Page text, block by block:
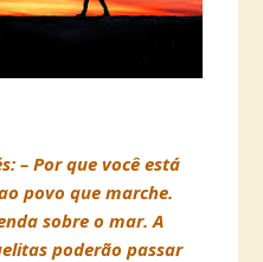
– Por que você está
povo que marche.
sobre o mar. A
poderão passar